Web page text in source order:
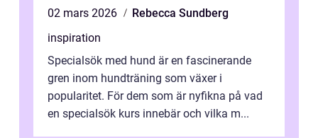
02 mars 2026
Rebecca Sundberg
inspiration
Specialsök med hund är en fascinerande
gren inom hundträning som växer i
popularitet. För dem som är nyfikna på vad
en specialsök kurs innebär och vilka m...